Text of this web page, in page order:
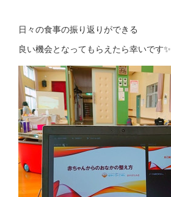
日々の食事の振り返りができる
良い機会となってもらえたら幸いです✨